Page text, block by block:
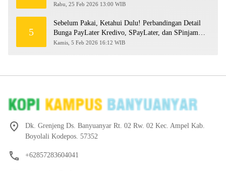
Rabu, 25 Feb 2026 13:00 WIB
5
Sebelum Pakai, Ketahui Dulu! Perbandingan Detail
Bunga PayLater Kredivo, SPayLater, dan SPinjam
2026
Kamis, 5 Feb 2026 16:12 WIB
Dk. Grenjeng Ds. Banyuanyar Rt. 02 Rw. 02 Kec. Ampel Kab.
Boyolali Kodepos. 57352
+62857283604041